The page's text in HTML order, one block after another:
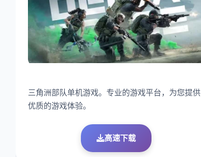
三角洲部队单机游戏。专业的游戏平台，为您提供
优质的游戏体验。
高速下载